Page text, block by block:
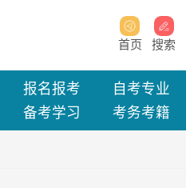
首页 搜索
报名报考
自考专业
备考学习 考务考籍